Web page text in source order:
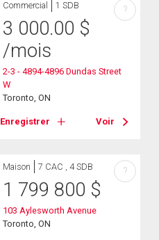
Commercial 1 SDB
3 000.00 $
/mois
2-3 - 4894-4896 Dundas Street
W
Toronto, ON
Enregistrer Voir
?
Maison 7 CAC , 4 SDB
1 799 800 $
103 Aylesworth Avenue
Toronto, ON
?